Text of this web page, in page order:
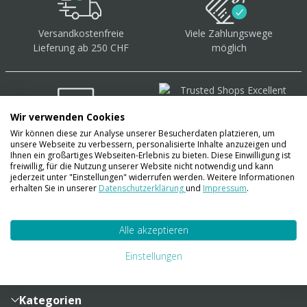
Versandkostenfreie
Lieferung ab 250 CHF
Viele Zahlungswege
möglich
Über 40.000 Artikel auf
Lager
Sendungsverfolgung
Zahlung und Versand
Lieferinformationen
Kategorien
Wir verwenden Cookies
Wir können diese zur Analyse unserer Besucherdaten platzieren, um
unsere Webseite zu verbessern, personalisierte Inhalte anzuzeigen und
Ihnen ein großartiges Webseiten-Erlebnis zu bieten. Diese Einwilligung ist
freiwillig, für die Nutzung unserer Website nicht notwendig und kann
jederzeit unter "Einstellungen" widerrufen werden. Weitere Informationen
erhalten Sie in unserer Datenschutzerklärungund Impressum.
Alle akzeptieren
Einstellungen